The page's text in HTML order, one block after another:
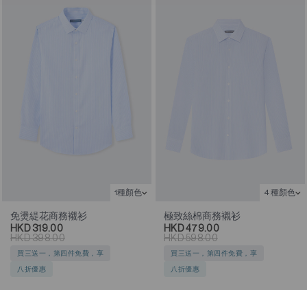
1種顏色
免燙緹花商務襯衫
HKD 398.00
HKD 319.00
買三送一，第四件免費，享
八折優惠
4 種顏色
極致絲棉商務襯衫
HKD 598.00
HKD 479.00
買三送一，第四件免費，享
八折優惠